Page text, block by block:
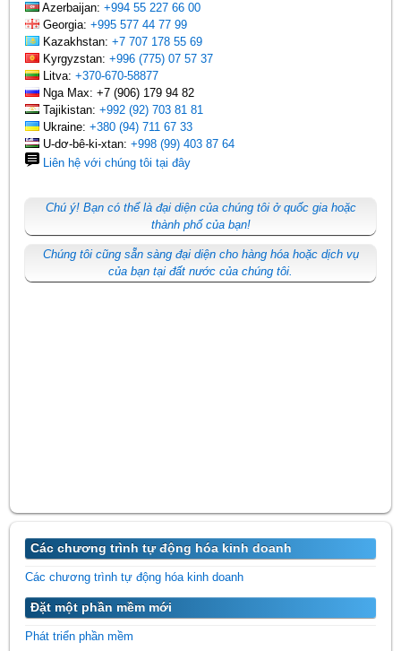
Azerbaijan:+994 55 227 66 00
Georgia:+995 577 44 77 99
Kazakhstan:+7 707 178 55 69
Kyrgyzstan:+996 (775) 07 57 37
Litva:+370-670-58877
Nga Max: +7 (906) 179 94 82
Tajikistan:+992 (92) 703 81 81
Ukraine:+380 (94) 711 67 33
U-dơ-bê-ki-xtan:+998 (99) 403 87 64
Liên hệ với chúng tôi tại đây
Chú ý! Bạn có thể là đại diện của chúng tôi ở quốc gia hoặc
thành phố của bạn!
Chúng tôi cũng sẵn sàng đại diện cho hàng hóa hoặc dịch vụ
của bạn tại đất nước của chúng tôi.
Các chương trình tự động hóa kinh doanh
Các chương trình tự động hóa kinh doanh
Đặt một phần mềm mới
Phát triển phần mềm